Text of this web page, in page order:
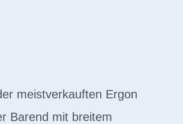
meistverkauften Ergon
Barend mit breitem